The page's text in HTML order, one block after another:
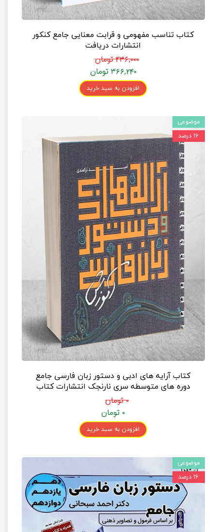
کتاب تناسب مفهومی و قرابت معنایی جامع کنکور
انتشارات دریافت
۴۳۶,۰۰۰ تومان
۳۶۶,۲۴۰ تومان
افزودن به سبد خرید
کتاب آرایه های ادبی و دستور زبان فارسی جامع
دوره های متوسطه سری نارنجک انتشارات کتاب
نارنجی ۰ تومان
۰ تومان
افزودن به سبد خرید
موضوعی
۱۶ درصد
موضوعی
۱۶ درصد